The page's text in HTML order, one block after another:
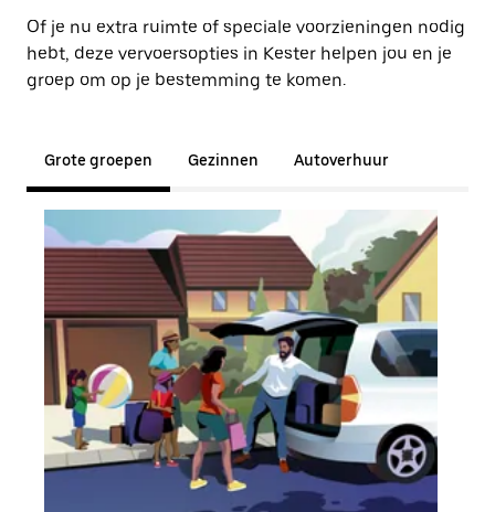
Of je nu extra ruimte of speciale voorzieningen nodig
hebt, deze vervoersopties in Kester helpen jou en je
groep om op je bestemming te komen.
Grote groepen Gezinnen Autoverhuur